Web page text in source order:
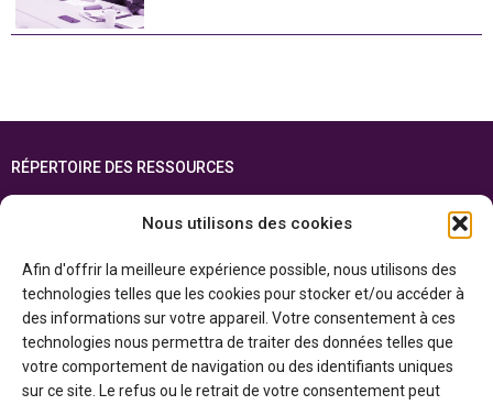
Nous utilisons des cookies
Afin d'offrir la meilleure expérience possible, nous utilisons des
technologies telles que les cookies pour stocker et/ou accéder à
des informations sur votre appareil. Votre consentement à ces
technologies nous permettra de traiter des données telles que
votre comportement de navigation ou des identifiants uniques
sur ce site. Le refus ou le retrait de votre consentement peut
RÉPERTOIRE DES RESSOURCES
ENGLISH
Cette ressource est réalisée grâce au soutien financier du gouvernement de
l’Ontario et du gouvernement duCanada par l’entremise du ministère du
Patrimoine canadien